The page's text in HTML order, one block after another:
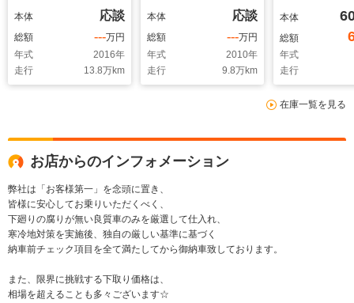
工 274馬力 ダウン
サス アライメント施
工 Hyper forged製
20インチアルミ 純
正ナビ バックカメ
ラ ETC パドルシフ
TV Bluetooth接続
本体 応談
総額 ---万円
年式
2016年
走行
13.8万km
行 TRDオフロード
パッケージ VIPERセ
キュリティ付エンジン
スターター TRD17
インチアルミ M/Tタ
イヤ アルパイン11
ライブレコーダー ト
ノカバー ベッドライ
本体 応談
総額 ---万円
年式
2010年
走行
9.8万km
革シート シ
ター シート
ーション ス
ー 全方位カ
本体
総額
年式
走行
在庫一覧を見る
お店からのインフォメーション
弊社は「お客様第一」を念頭に置き、
皆様に安心してお乗りいただくべく、
下廻りの腐りが無い良質車のみを厳選して仕入れ、
寒冷地対策を実施後、独自の厳しい基準に基づく
納車前チェック項目を全て満たしてから御納車致しております。
また、限界に挑戦する下取り価格は、
相場を超えることも多々ございます☆